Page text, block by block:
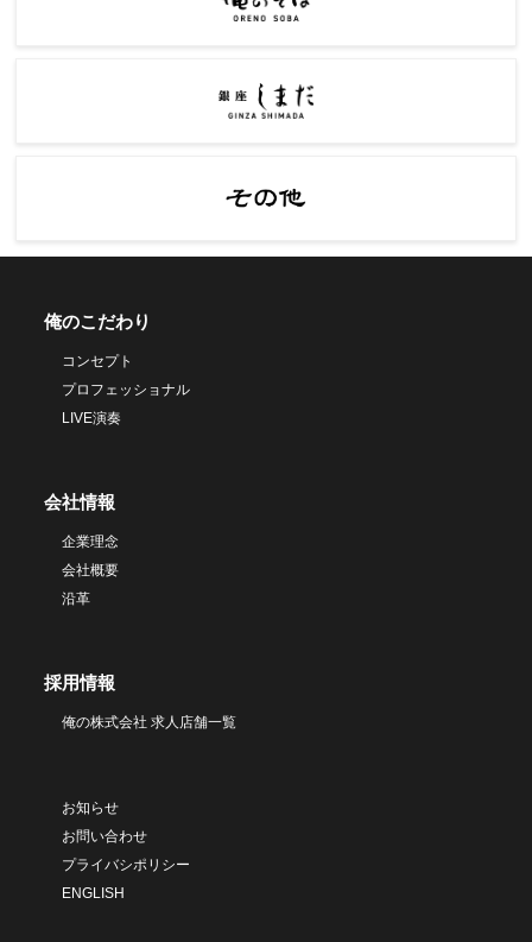
俺のこだわり
コンセプト
プロフェッショナル
LIVE演奏
会社情報
企業理念
会社概要
沿革
採用情報
俺の株式会社 求人店舗一覧
お知らせ
お問い合わせ
プライバシポリシー
ENGLISH